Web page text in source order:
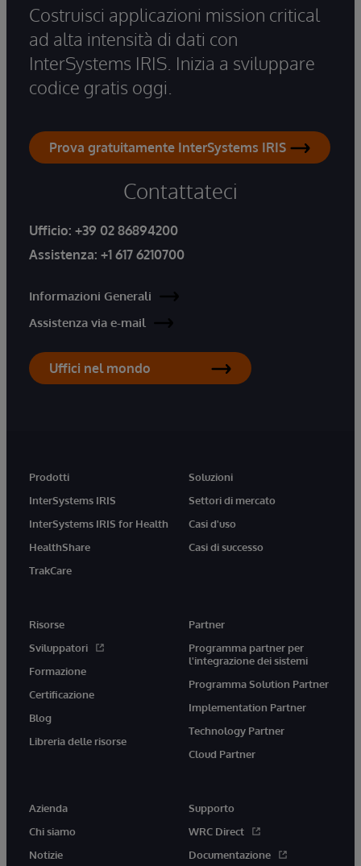
Costruisci applicazioni mission critical
ad alta intensità di dati con
InterSystems IRIS. Inizia a sviluppare
codice gratis oggi.
Prova gratuitamente InterSystems IRIS
Contattateci
Ufficio: +39 02 86894200
Assistenza: +1 617 6210700
Informazioni Generali
Assistenza via e-mail
Uffici nel mondo
Prodotti
InterSystems IRIS
InterSystems IRIS for Health
HealthShare
TrakCare
Soluzioni
Settori di mercato
Casi d'uso
Casi di successo
Risorse
Sviluppatori
Formazione
Certificazione
Blog
Libreria delle risorse
Partner
Programma partner per
l'integrazione dei sistemi
Programma Solution Partner
Implementation Partner
Technology Partner
Cloud Partner
Azienda
Chi siamo
Notizie
Supporto
WRC Direct
Documentazione